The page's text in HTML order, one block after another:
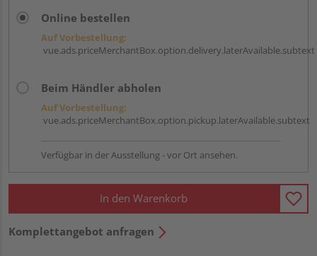
Online bestellen
Auf Vorbestellung:
vue.ads.priceMerchantBox.option.delivery.laterAvailable.subtext
Beim Händler abholen
Auf Vorbestellung:
vue.ads.priceMerchantBox.option.pickup.laterAvailable.subtext
Verfügbar in der Ausstellung - vor Ort ansehen.
In den Warenkorb
Komplettangebot anfragen